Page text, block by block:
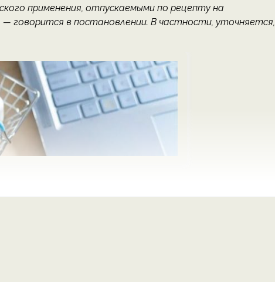
применения, отпускаемыми по рецепту на
говорится в постановлении. В частности, уточняется,